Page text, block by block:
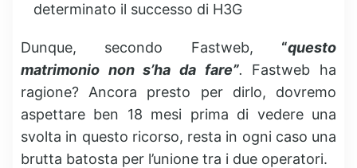
determinato il successo di H3G
Dunque, secondo Fastweb, “questo
matrimonio non s’ha da fare”. Fastweb ha
ragione? Ancora presto per dirlo, dovremo
aspettare ben 18 mesi prima di vedere una
svolta in questo ricorso, resta in ogni caso una
brutta batosta per l’unione tra i due operatori.